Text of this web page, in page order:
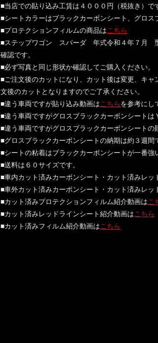
■当店での貼り込み工賃は４０００円（税抜き）で
■シートカラーはブラックカーボンシート、グロス
■プロテクションフィルムの商品はこちら
■ステップワゴン スパーダ 年式令和４年７月
確認です。
■必ず写真と同じ形状か確認してご購入ください。
■ご注文後のカットになり、カット後は変更、キ
文後のカットとなりますのでご了承ください。
■違う車両ですが貼り込み動画はこちらを参考にし
■違う車両ですがグロスブラックカーボンシートは
■違う車両ですがグロスブラックカーボンシートの
■グロスブラックカーボンシートの納期は約３週間
■シートの粘着はブラックカーボンシートが一番強
■送料は６０サイズです。
■車内カット済みカーボンシート・カット済みレッ
■車外カット済みカーボンシート・カット済みレッ
■カット済みプロテクションフィルム紹介動画はこ
■カット済みレッドラインシート紹介動画はこちら
■カット済みフィルム紹介動画はこちら